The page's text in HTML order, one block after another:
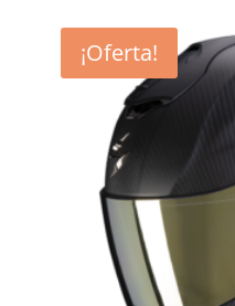
era:
249,90€.
es:
185,90€.
¡Oferta!